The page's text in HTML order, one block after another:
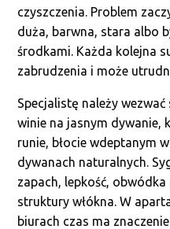
czyszczenia. Problem
duża, barwna, stara albo
środkami. Każda kolejna
zabrudzenia i może
Specjalistę należy
winie na jasnym dywanie,
runie, błocie wdeptanym
dywanach naturalnych.
zapach, lepkość,
struktury włókna. W
biurach czas ma